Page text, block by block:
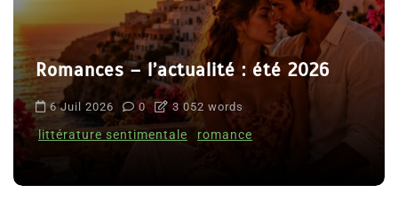
Romances – l’actualité : été 2026
6 Juil 2026 0 3 052 words
littérature sentimentale romance